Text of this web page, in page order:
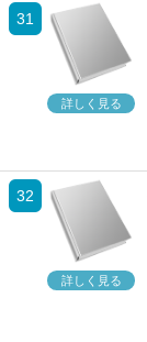
31
詳しく見る
32
詳しく見る